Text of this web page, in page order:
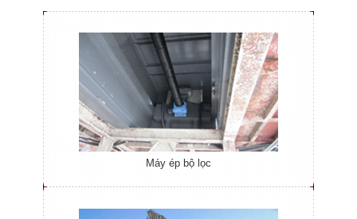
Máy ép bộ lọc